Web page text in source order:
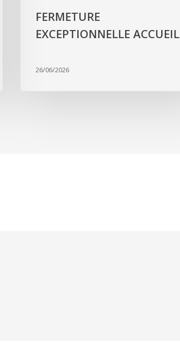
FERMETURE
EXCEPTIONNELLE ACCUEIL
26/06/2026